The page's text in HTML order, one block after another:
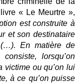
« Le Meurtre »,
est construite à
et son destinataire
(…). En matière de
lorsqu’on
ou qu’on lui
à ce qu’on puisse